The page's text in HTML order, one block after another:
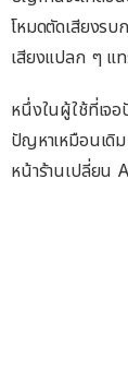
โหมดตัดเสียงร
เสียงแปลก ๆ แท
หนึ่งในผู้ใช้ที่เจ
ปัญหาเหมือนเดิ
หน้าร้านเปลี่ยน